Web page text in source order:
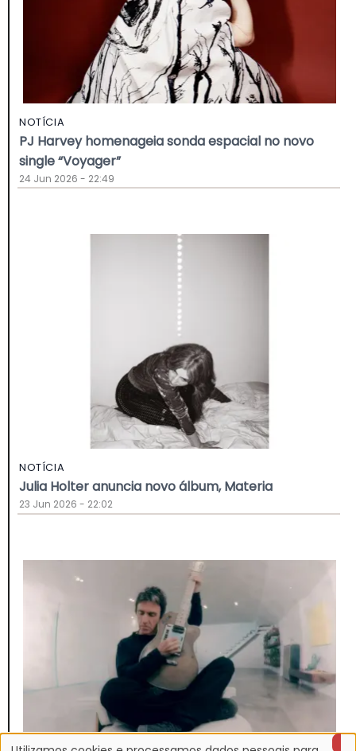
NOTÍCIA
PJ Harvey homenageia sonda espacial no novo
single “Voyager”
24 Jun 2026 - 22:49
NOTÍCIA
Julia Holter anuncia novo álbum, Materia
23 Jun 2026 - 22:02